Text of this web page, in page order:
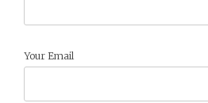
Your Email